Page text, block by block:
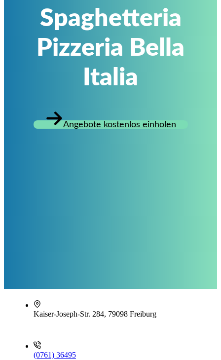
Spaghetteria
Pizzeria Bella
Italia
Angebote kostenlos einholen
Kaiser-Joseph-Str. 284, 79098 Freiburg
(0761) 36495